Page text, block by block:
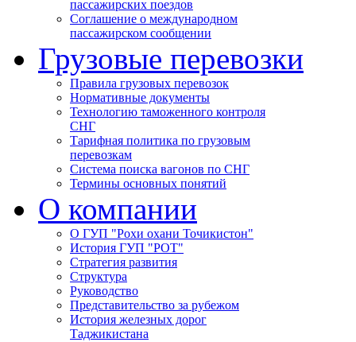
пассажирских поездов
Соглашение о международном
пассажирском сообщении
Грузовые перевозки
Правила грузовых перевозок
Нормативные документы
Технологию таможенного контроля
СНГ
Тарифная политика по грузовым
перевозкам
Система поиска вагонов по СНГ
Термины основных понятий
О компании
О ГУП "Рохи охани Точикистон"
История ГУП "РОТ"
Стратегия развития
Структура
Руководство
Представительство за рубежом
История железных дорог
Таджикистана